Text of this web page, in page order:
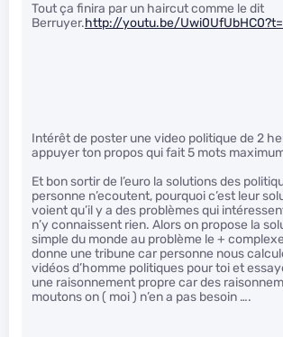
Tout ça finira par un haircut comme le dit
Berruyer.http://youtu.be/
Intérêt de poster une video politique de 2
appuyer ton propos qui fait 5 mots
Et bon sortir de l’euro la solutions des
personne n’ecoutent, pourquoi c’est leur
voient qu’il y a des problèmes qui
n’y connaissent rien. Alors on propose la
simple du monde au problème le +
donne une tribune car personne nous
vidéos d’homme politiques pour toi et
une raisonnement propre car des
moutons on ( moi ) n’en a pas besoin ….